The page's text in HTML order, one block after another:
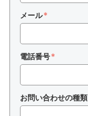
メール
電話番号
お問い合わせの種類